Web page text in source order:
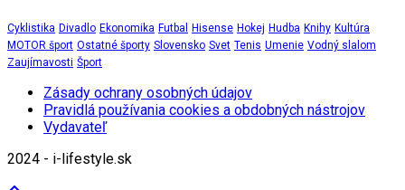
Cyklistika Divadlo Ekonomika Futbal Hisense Hokej Hudba Knihy Kultúra
MOTOR šport Ostatné športy Slovensko Svet Tenis Umenie Vodný slalom
Zaujímavosti Šport
Zásady ochrany osobných údajov
Pravidlá používania cookies a obdobných nástrojov
Vydavateľ
2024 - i-lifestyle.sk